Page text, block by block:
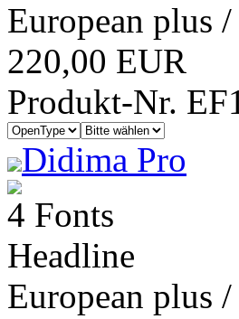
European plus /
220,00 EUR
Produkt-Nr.
Didima Pro
4 Fonts
Headline
European plus /